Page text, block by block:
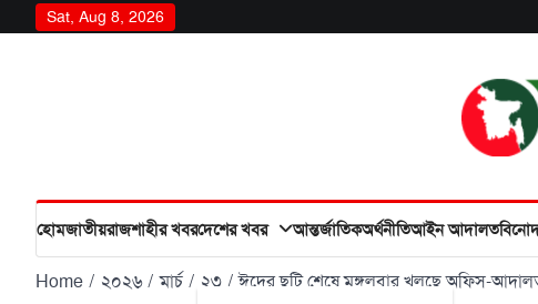
to
Sat, Aug 8, 2026
হোমজাতীয়রাজশাহীর খবরদেশের খবর আন্তর্জাতিকঅর্থনীতিআইন আদালত
Home ২০২৬ মার্চ ২৩ ঈদের ছুটি শেষে মঙ্গলবার খুলছে অফিস-